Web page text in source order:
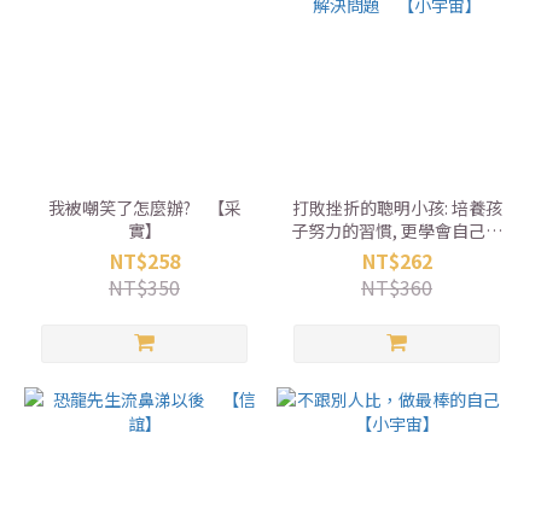
我被嘲笑了怎麼辦? 【采
實】
NT$258
NT$350
打敗挫折的聰明小孩: 培養孩
子努力的習慣, 更學會自己如
何解決問題 【小宇宙】
NT$262
NT$360